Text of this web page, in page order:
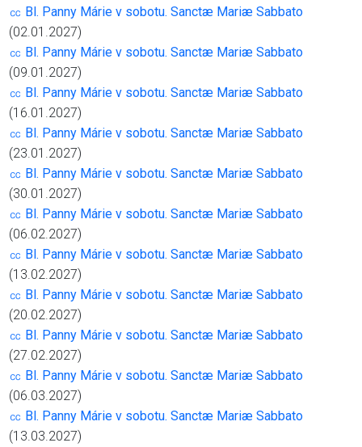
㏄ Bl. Panny Márie v sobotu. Sanctæ Mariæ Sabbato
(02.01.2027)
㏄ Bl. Panny Márie v sobotu. Sanctæ Mariæ Sabbato
(09.01.2027)
㏄ Bl. Panny Márie v sobotu. Sanctæ Mariæ Sabbato
(16.01.2027)
㏄ Bl. Panny Márie v sobotu. Sanctæ Mariæ Sabbato
(23.01.2027)
㏄ Bl. Panny Márie v sobotu. Sanctæ Mariæ Sabbato
(30.01.2027)
㏄ Bl. Panny Márie v sobotu. Sanctæ Mariæ Sabbato
(06.02.2027)
㏄ Bl. Panny Márie v sobotu. Sanctæ Mariæ Sabbato
(13.02.2027)
㏄ Bl. Panny Márie v sobotu. Sanctæ Mariæ Sabbato
(20.02.2027)
㏄ Bl. Panny Márie v sobotu. Sanctæ Mariæ Sabbato
(27.02.2027)
㏄ Bl. Panny Márie v sobotu. Sanctæ Mariæ Sabbato
(06.03.2027)
㏄ Bl. Panny Márie v sobotu. Sanctæ Mariæ Sabbato
(13.03.2027)